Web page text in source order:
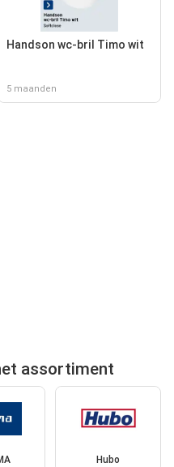
Handson wc-bril Timo wit
5 maanden
assortiment
Hubo